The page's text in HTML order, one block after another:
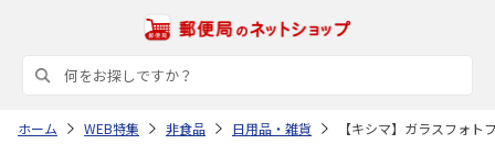
ホーム WEB特集 非食品 日用品・雑貨 【キシマ】ガラスフォ